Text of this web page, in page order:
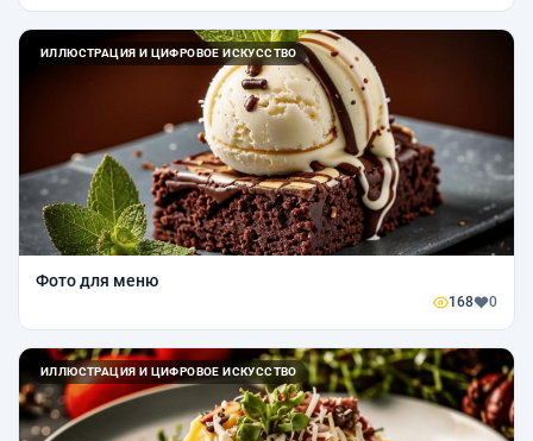
ИЛЛЮСТРАЦИЯ И ЦИФРОВОЕ ИСКУССТВО
Фото для меню
168 0
ИЛЛЮСТРАЦИЯ И ЦИФРОВОЕ ИСКУССТВО